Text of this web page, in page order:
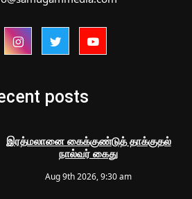
posts
இரத்மலானை கைக்குண்டுத் தாக்குதல்
நால்வர் கைது
Aug 9th 2026, 9:30 am